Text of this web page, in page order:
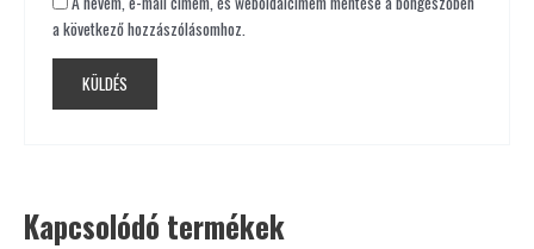
a következő hozzászólásomhoz.
Kapcsolódó termékek